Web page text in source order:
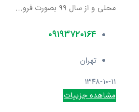
محلی و از سال ۹۹ بصورت فرو...
۰۹۱۹۳۷۲۰۱۶۴
تهران
۱۳۴۸-۱۰-۱۱
مشاهده جزییات